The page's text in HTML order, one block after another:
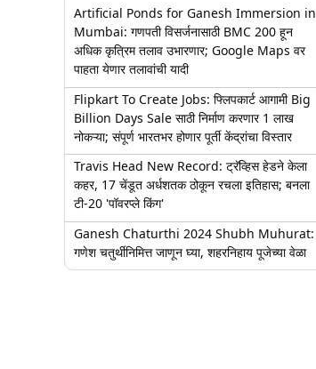
Artificial Ponds for Ganesh Immersion in
Mumbai: गणपती विसर्जनासाठी BMC 200 हून
अधिक कृत्रिम तलाव उभारणार; Google Maps वर
पाहता येणार तलावांची यादी
Flipkart To Create Jobs: फ्लिपकार्ट आगामी Big
Billion Days Sale साठी निर्माण करणार 1 लाख
नोकऱ्या; संपूर्ण भारतभर होणार पूर्ती केंद्रांचा विस्तार
Travis Head New Record: ट्रॅव्हिस हेडने केला
कहर, 17 चेंडूत अर्धशतक ठोकून रचला इतिहास; बनला
टी-20 'पॉवरप्ले किंग'
Ganesh Chaturthi 2024 Shubh Muhurat:
गणेश चतुर्थीनिमित्त जाणून घ्या, शहरनिहाय पूजेच्या वेळा